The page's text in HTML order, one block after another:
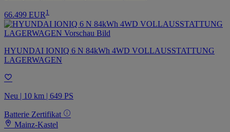
66.499 EUR 1
HYUNDAI IONIQ 6 N 84kWh 4WD VOLLAUSSTATTUNG
LAGERWAGEN
Neu | 10 km | 649 PS
Batterie Zertifikat
Mainz-Kastel